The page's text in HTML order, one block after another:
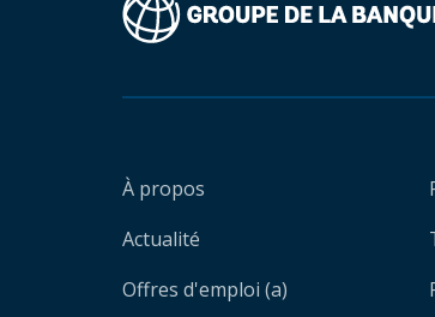
À propos
Actualité
Offres d'emploi (a)